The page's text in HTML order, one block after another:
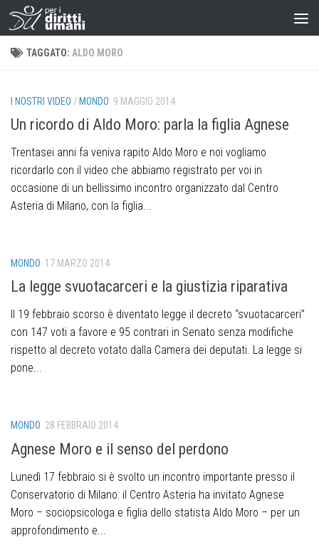
TAGGATO: ALDO MORO
I NOSTRI VIDEO / MONDO 9 MAGGIO 2014
Un ricordo di Aldo Moro: parla la figlia Agnese
Trentasei anni fa veniva rapito Aldo Moro e noi vogliamo
ricordarlo con il video che abbiamo registrato per voi in
occasione di un bellissimo incontro organizzato dal Centro
Asteria di Milano, con la figlia...
MONDO 17 MARZO 2014
La legge svuotacarceri e la giustizia riparativa
Il 19 febbraio scorso è diventato legge il decreto “svuotacarceri”
con 147 voti a favore e 95 contrari in Senato senza modifiche
rispetto al decreto votato dalla Camera dei deputati. La legge si
pone...
MONDO 28 FEBBRAIO 2014
Agnese Moro e il senso del perdono
Lunedì 17 febbraio si è svolto un incontro importante presso il
Conservatorio di Milano: il Centro Asteria ha invitato Agnese
Moro – sociopsicologa e figlia dello statista Aldo Moro – per un
approfondimento e...